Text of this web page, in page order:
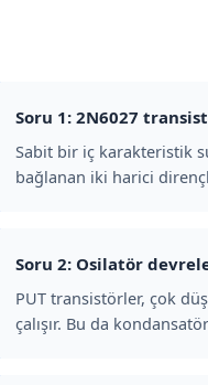
Soru 1: 2N6027
Sabit bir iç karakteristik
bağlanan iki harici
Soru 2: Osilatör
PUT transistörler, çok
çalışır. Bu da